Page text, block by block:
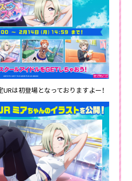
は初登場となっておりますよー！